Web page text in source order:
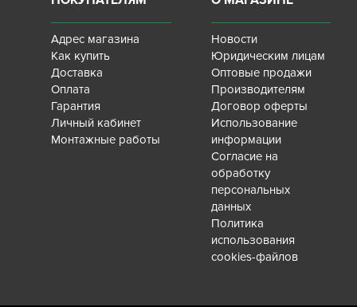
Адрес магазина
Как купить
Доставка
Оплата
Гарантия
Личный кабинет
Монтажные работы
Новости
Юридическим лицам
Оптовые продажи
Производителям
Договор оферты
Использование
информации
Согласие на
обработку
персональных
данных
Политика
использования
cookies-файлов